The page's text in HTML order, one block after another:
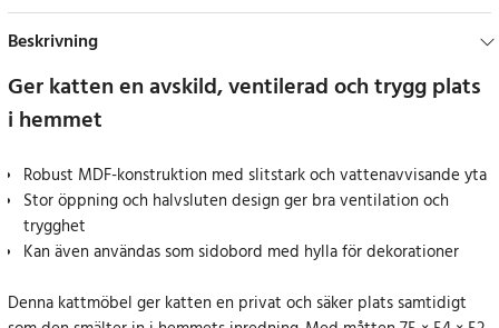
Beskrivning
Ger katten en avskild, ventilerad och trygg plats
i hemmet
Robust MDF-konstruktion med slitstark och vattenavvisande yta
Stor öppning och halvsluten design ger bra ventilation och
trygghet
Kan även användas som sidobord med hylla för dekorationer
Denna kattmöbel ger katten en privat och säker plats samtidigt